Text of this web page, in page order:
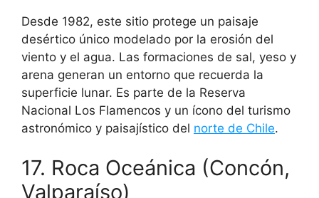
Desde 1982, este sitio protege un paisaje
desértico único modelado por la erosión del
viento y el agua. Las formaciones de sal, yeso y
arena generan un entorno que recuerda la
superficie lunar. Es parte de la Reserva
Nacional Los Flamencos y un ícono del turismo
astronómico y paisajístico del norte de Chile.
17. Roca Oceánica (Concón,
Valparaíso)